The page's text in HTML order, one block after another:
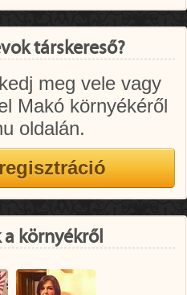
társkereső?
meg vele vagy
Makó környékéről
oldalán.
környékről